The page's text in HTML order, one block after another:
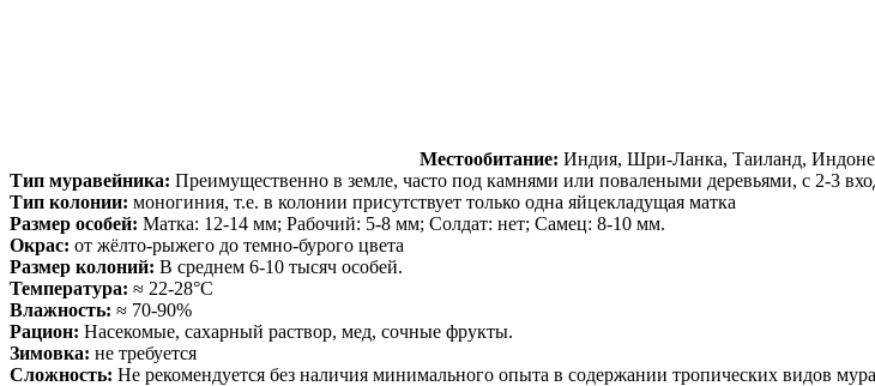
Местообитание: Индия, Шри-Ланка, Таиланд,
Тип муравейника: Преимущественно в земле, часто под камнями или повалеными деревьями, с 2-3
Тип колонии: моногиния, т.е. в колонии присутствует только одна яйцекладущая матка
Размер особей: Матка: 12-14 мм; Рабочий: 5-8 мм; Солдат: нет; Самец: 8-10 мм.
Окрас: от жёлто-рыжего до темно-бурого цвета
Размер колоний: В среднем 6-10 тысяч особей.
Температура: ≈ 22-28°С
Влажность: ≈ 70-90%
Рацион: Насекомые, сахарный раствор, мед, сочные фрукты.
Зимовка: не требуется
Сложность: Не рекомендуется без наличия минимального опыта в содержании тропических видов